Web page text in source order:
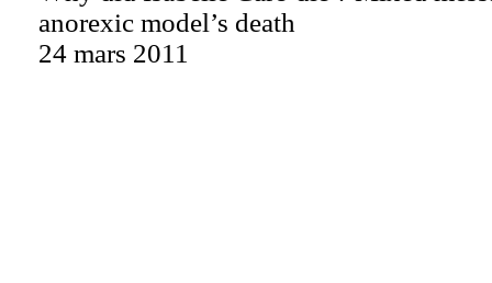
anorexic model’s death
24 mars 2011